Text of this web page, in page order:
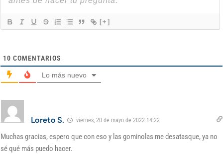
[+]
10 COMENTARIOS
Lo más nuevo
Loreto S. viernes, 20 de mayo de 2022 14:22
Muchas gracias, espero que con eso y las gominolas me desatasque, ya no
sé qué más puedo hacer.